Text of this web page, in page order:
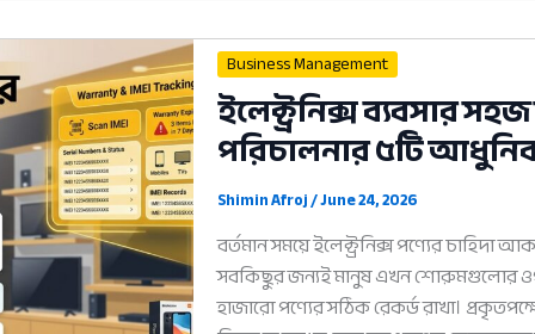
সফটওয়্যার:
সফল
ব্যবসা
পরিচালনার
৫টি
আধুনিক
উপায়
Business Management
ইলেক্ট্রনিক্স ব্যবসার
পরিচালনার ৫টি
Shimin Afroj/June 24, 2026
বর্তমান সময়ে ইলেক্ট্রনিক্স পণ্যের
সবকিছুর জন্যই মানুষ এখন শোরুমগুলোর
হাজারো পণ্যের সঠিক রেকর্ড রাখা।